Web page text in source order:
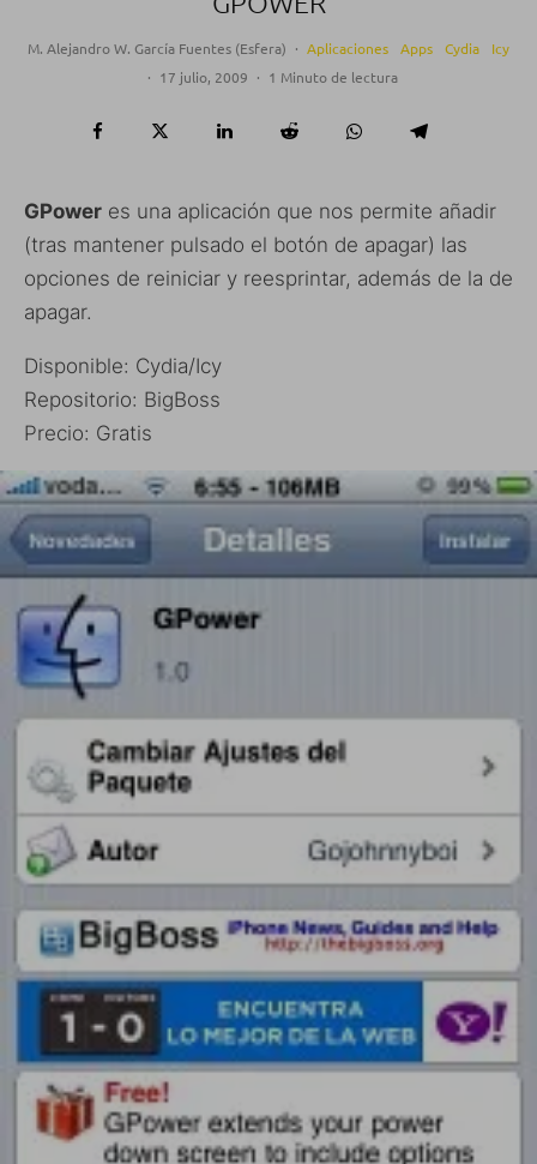
M. Alejandro W. García Fuentes (Esfera) · Aplicaciones Apps Cydia
Icy
· 17 julio, 2009 · 1 Minuto de lectura
GPower es una aplicación que nos permite añadir
(tras mantener pulsado el botón de apagar) las
opciones de reiniciar y reesprintar, además de la de
apagar.
Disponible: Cydia/Icy
Repositorio: BigBoss
Precio: Gratis